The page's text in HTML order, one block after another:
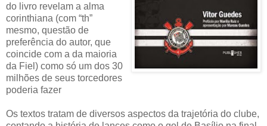
do livro revelam a alma
corinthiana (com “th”
mesmo, questão de
preferência do autor, que
coincide com a da maioria
da Fiel) como só um dos 30
milhões de seus torcedores
poderia fazer
Os textos tratam de diversos aspectos da trajetória do clube,